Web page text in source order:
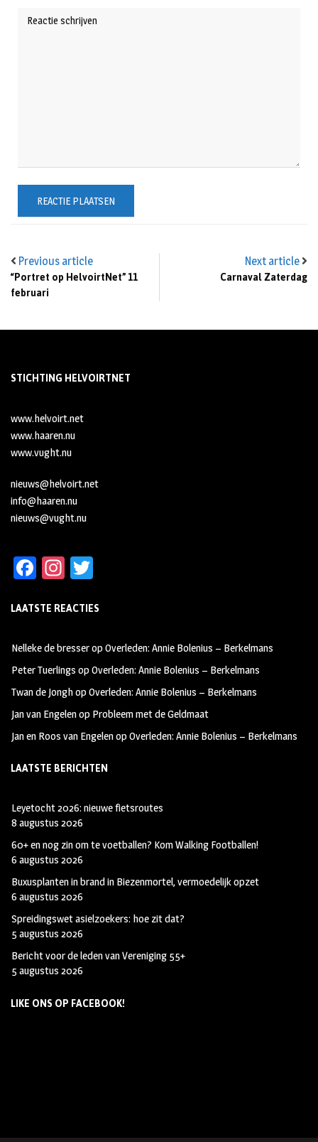
Previous article
“Portret op HelvoirtNet” 11
februari
Next article
Carnaval Zaterdag
STICHTING HELVOIRTNET
www.helvoirt.net
www.haaren.nu
www.vught.nu
nieuws@helvoirt.net
info@haaren.nu
nieuws@vught.nu
Fa
b
oo
k
In
ag
m
tt
LAATSTE REACTIES
Nelleke de bresseropOverleden: Annie Bolenius – Berkelmans
Peter Tuerlings opOverleden: Annie Bolenius – Berkelmans
Twan de JonghopOverleden: Annie Bolenius – Berkelmans
Jan van Engelenop Probleem met de Geldmaat
Jan en Roos van EngelenopOverleden: Annie Bolenius – Berkelmans
LAATSTE BERICHTEN
Leyetocht 2026: nieuwe fietsroutes
8 augustus 2026
60+ en nog zin om te voetballen? Kom Walking Footballen!
6 augustus 2026
Buxusplanten in brand in Biezenmortel, vermoedelijk opzet
6 augustus 2026
Spreidingswet asielzoekers: hoe zit dat?
5 augustus 2026
Bericht voor de leden van Vereniging 55+
5 augustus 2026
LIKE ONS OP FACEBOOK!